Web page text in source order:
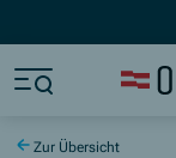
Zur Übersicht